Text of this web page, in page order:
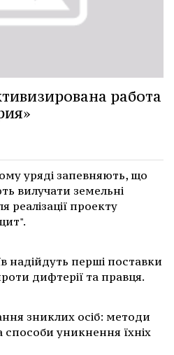
работа
уряді запевняють, що
вилучати земельні
реалізації проекту
надійдуть перші поставки
дифтерії та правця.
зниклих осіб: методи
способи уникнення їхніх